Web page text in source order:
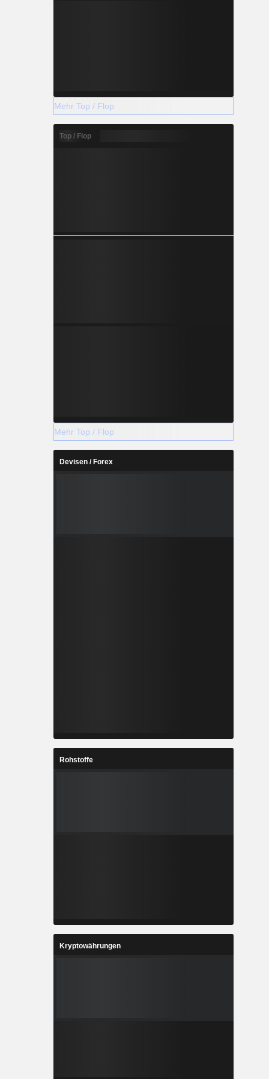
Mehr Top / Flop
Top / Flop
Mehr Top / Flop
Devisen / Forex
Rohstoffe
Kryptowährungen